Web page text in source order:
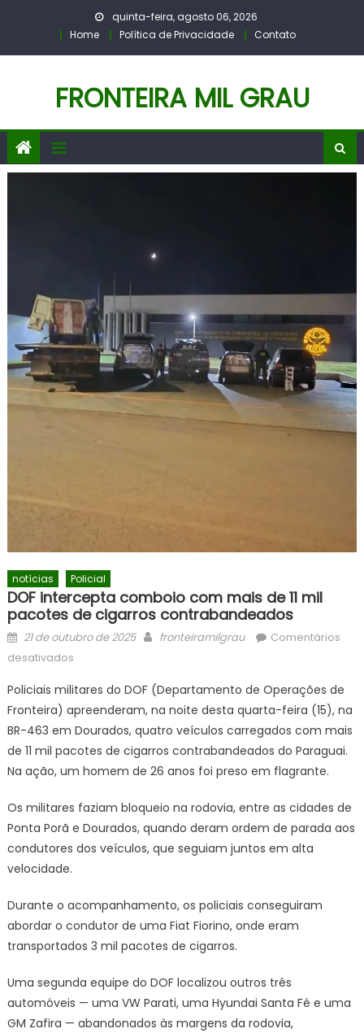
quinta-feira, agosto 06, 2026
Home
Política de Privacidade Contato
FRONTEIRA MIL GRAU
notícias Policial
DOF intercepta comboio com mais de 11 mil
pacotes de cigarros contrabandeados
Posted
on
21 de outubro de 2025 Author
fronteiramilgrau
Comentários
desativadosem
intercepta
comboio
com
mais
de
mil
pacotes
de
Policiais militares do DOF (Departamento de Operações de
Fronteira) apreenderam, na noite desta quarta-feira (15), na
BR-463 em Dourados, quatro veículos carregados com mais
de 11 mil pacotes de cigarros contrabandeados do Paraguai.
Na ação, um homem de 26 anos foi preso em flagrante.
Os militares faziam bloqueio na rodovia, entre as cidades de
Ponta Porã e Dourados, quando deram ordem de parada aos
condutores dos veículos, que seguiam juntos em alta
velocidade.
Durante o acompanhamento, os policiais conseguiram
abordar o condutor de uma Fiat Fiorino, onde eram
transportados 3 mil pacotes de cigarros.
Uma segunda equipe do DOF localizou outros três
automóveis — uma VW Parati, uma Hyundai Santa Fé e uma
GM Zafira — abandonados às margens da rodovia,